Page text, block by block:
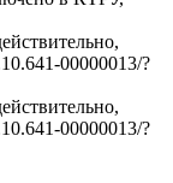
00000013/?
00000013/?